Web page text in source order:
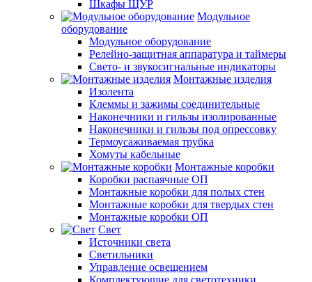
Шкафы ЩУР
Модульное
оборудование
Модульное оборудование
Релейно-защитная аппаратура и таймеры
Свето- и звукосигнальные индикаторы
Монтажные изделия
Изолента
Клеммы и зажимы соединительные
Наконечники и гильзы изолированные
Наконечники и гильзы под опрессовку
Термоусаживаемая трубка
Хомуты кабельные
Монтажные коробки
Коробки распаячные ОП
Монтажные коробки для полых стен
Монтажные коробки для твердых стен
Монтажные коробки ОП
Свет
Источники света
Светильники
Управление освещением
Комплектующие для светотехники